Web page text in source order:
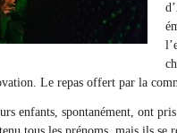
Le repas offert par la
enfants, spontanément, ont